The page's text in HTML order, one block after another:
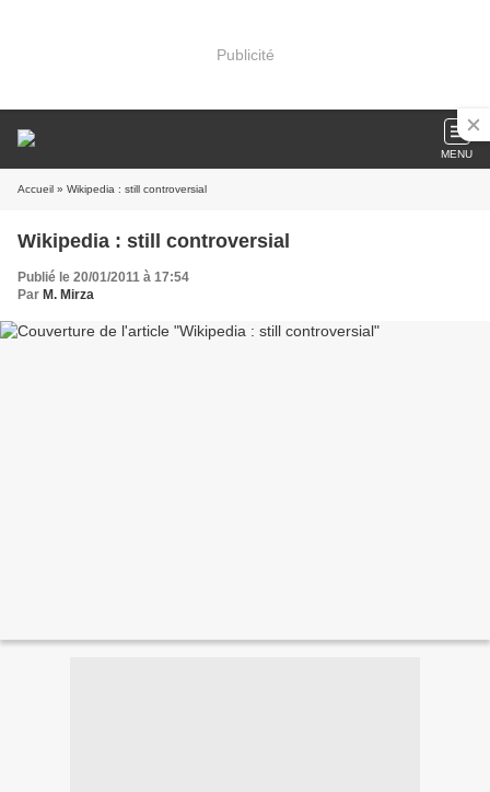
Publicité
MENU
Accueil » Wikipedia : still controversial
Wikipedia : still controversial
Publié le 20/01/2011 à 17:54
Par M. Mirza